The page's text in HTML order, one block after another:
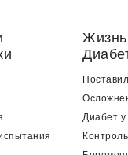
Диабет у